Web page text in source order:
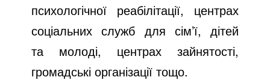
психологічної реабілітації, центрах
соціальних служб для сім’ї, дітей
та молоді, центрах зайнятості,
громадські організації тощо.